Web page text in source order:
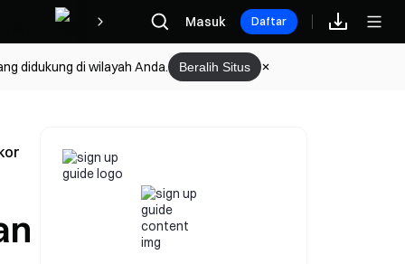
Hadiah Masuk Daftar
didukung di wilayah Anda. Beralih Situs